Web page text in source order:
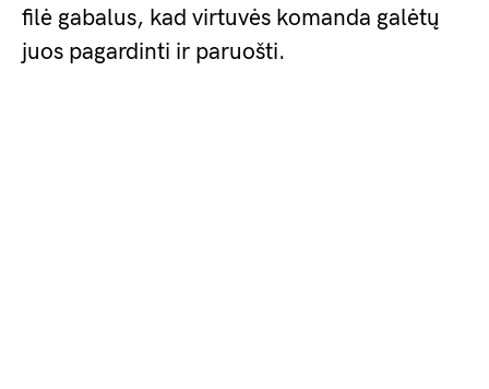
filė gabalus, kad virtuvės komanda galėtų
juos pagardinti ir paruošti.